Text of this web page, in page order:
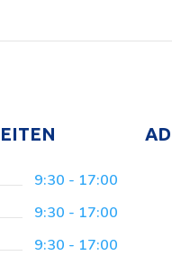
9:30 - 17:00
9:30 - 17:00
9:30 - 17:00